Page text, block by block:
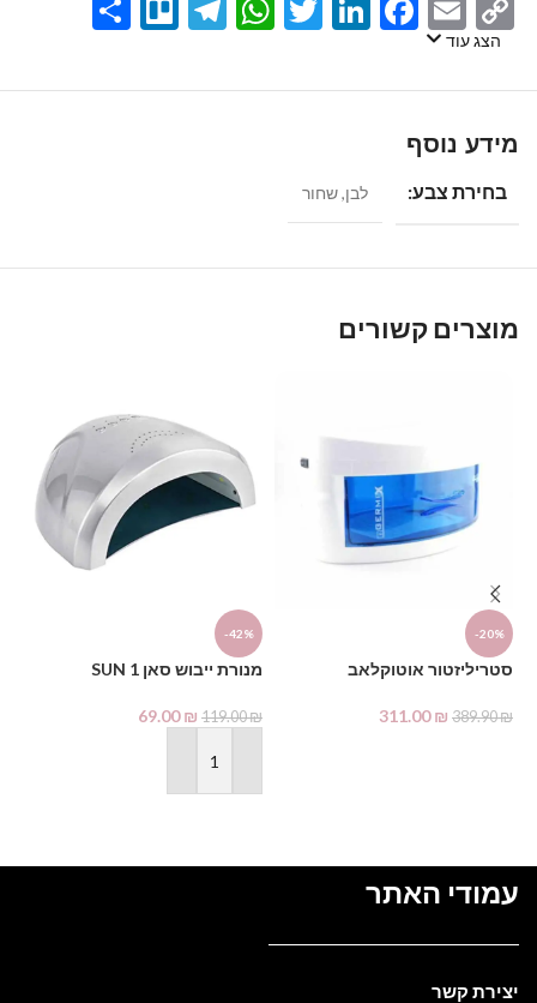
Copy
Link
Email
Facebook
LinkedIn
Twitter
WhatsApp
Telegram
Trello
הצג עוד
מידע נוסף
בחירת צבע: לבן,שחור
מוצרים קשורים
-20%
סטריליזטור אוטוקלאב
389.90₪
311.00₪
-42%
מנורת ייבוש סאן 1 SUN
119.00₪
69.00₪
הוספה לסל
עמודי האתר
יצירת קשר